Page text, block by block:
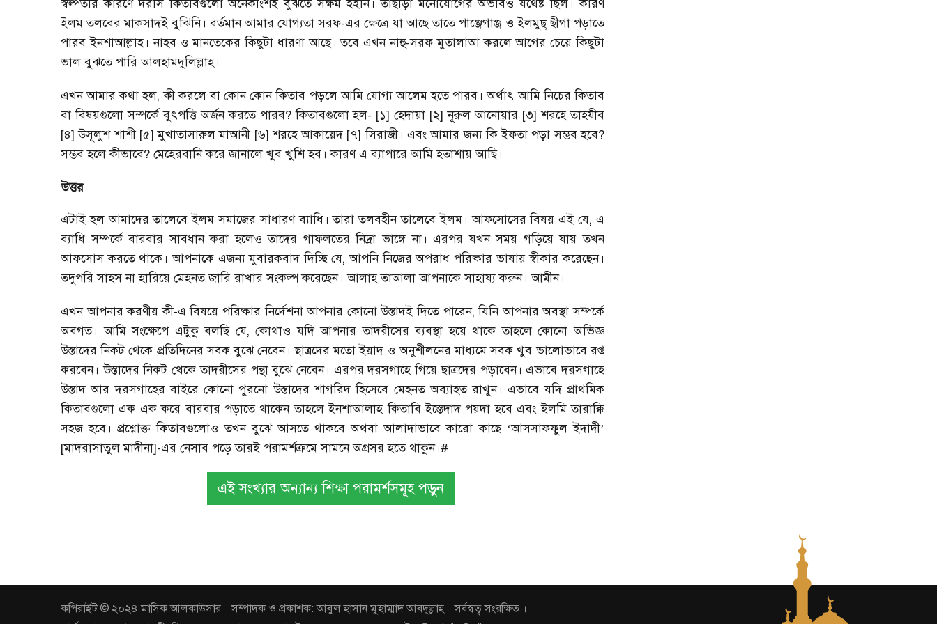
স্বল্পতার কারণে দরসি কিতাবগুলো অনেকাংশই বুঝতে সক্ষম হইনি। তাছাড়া মনোযোগের অভাবও যথেষ্ট ছিল। কারণ
ইলম তলবের মাকসাদই বুঝিনি। বর্তমান আমার যোগ্যতা সরফ-এর ক্ষেত্রে যা আছে তাতে পাঞ্জেগাঞ্জ ও ইলমুছ্ ছীগা পড়াতে
পারব ইনশাআল্লাহ। নাহব ও মানতেকের কিছুটা ধারণা আছে। তবে এখন নাহু-সরফ মুতালাআ করলে আগের চেয়ে কিছুটা
ভাল বুঝতে পারি আলহামদুলিল্লাহ।
এখন আমার কথা হল, কী করলে বা কোন কোন কিতাব পড়লে আমি যোগ্য আলেম হতে পারব। অর্থাৎ আমি নিচের কিতাব
বা বিষয়গুলো সম্পর্কে বুৎপত্তি অর্জন করতে পারব? কিতাবগুলো হল- [১] হেদায়া [২] নূরুল আনোয়ার [৩] শরহে তাহযীব
[৪] উসূলুশ শাশী [৫] মুখাতাসারুল মাআনী [৬] শরহে আকায়েদ [৭] সিরাজী। এবং আমার জন্য কি ইফতা পড়া সম্ভব হবে?
সম্ভব হলে কীভাবে? মেহেরবানি করে জানালে খুব খুশি হব। কারণ এ ব্যাপারে আমি হতাশায় আছি।
উত্তর
এটাই হল আমাদের তালেবে ইলম সমাজের সাধারণ ব্যাধি। তারা তলবহীন তালেবে ইলম। আফসোসের বিষয় এই যে, এ
ব্যাধি সম্পর্কে বারবার সাবধান করা হলেও তাদের গাফলতের নিদ্রা ভাঙ্গে না। এরপর যখন সময় গড়িয়ে যায় তখন
আফসোস করতে থাকে। আপনাকে এজন্য মুবারকবাদ দিচ্ছি যে, আপনি নিজের অপরাধ পরিষ্কার ভাষায় স্বীকার করেছেন।
তদুপরি সাহস না হারিয়ে মেহনত জারি রাখার সংকল্প করেছেন। আলাহ তাআলা আপনাকে সাহায্য করুন। আমীন।
এখন আপনার করণীয় কী-এ বিষয়ে পরিষ্কার নির্দেশনা আপনার কোনো উস্তাদই দিতে পারেন, যিনি আপনার অবস্থা সম্পর্কে
অবগত। আমি সংক্ষেপে এটুকু বলছি যে, কোথাও যদি আপনার তাদরীসের ব্যবস্থা হয়ে থাকে তাহলে কোনো অভিজ্ঞ
উস্তাদের নিকট থেকে প্রতিদিনের সবক বুঝে নেবেন। ছাত্রদের মতো ইয়াদ ও অনুশীলনের মাধ্যমে সবক খুব ভালোভাবে রপ্ত
করবেন। উস্তাদের নিকট থেকে তাদরীসের পন্থা বুঝে নেবেন। এরপর দরসগাহে গিয়ে ছাত্রদের পড়াবেন। এভাবে দরসগাহে
উস্তাদ আর দরসগাহের বাইরে কোনো পুরনো উস্তাদের শাগরিদ হিসেবে মেহনত অব্যাহত রাখুন। এভাবে যদি প্রাথমিক
কিতাবগুলো এক এক করে বারবার পড়াতে থাকেন তাহলে ইনশাআলাহ কিতাবি ইস্তেদাদ পয়দা হবে এবং ইলমি তারাক্কি
সহজ হবে। প্রশ্নোক্ত কিতাবগুলোও তখন বুঝে আসতে থাকবে অথবা আলাদাভাবে কারো কাছে ‘আসসাফফুল ইদাদী’
[মাদরাসাতুল মাদীনা]-এর নেসাব পড়ে তারই পরামর্শক্রমে সামনে অগ্রসর হতে থাকুন।#
এই সংখ্যার অন্যান্য শিক্ষা পরামর্শসমূহ পড়ুন
কপিরাইট © ২০২৪ মাসিক আলকাউসার । সম্পাদক ও প্রকাশক: আবুল হাসান মুহাম্মাদ আবদুল্লাহ । সর্বস্বত্ব সংরক্ষিত ।